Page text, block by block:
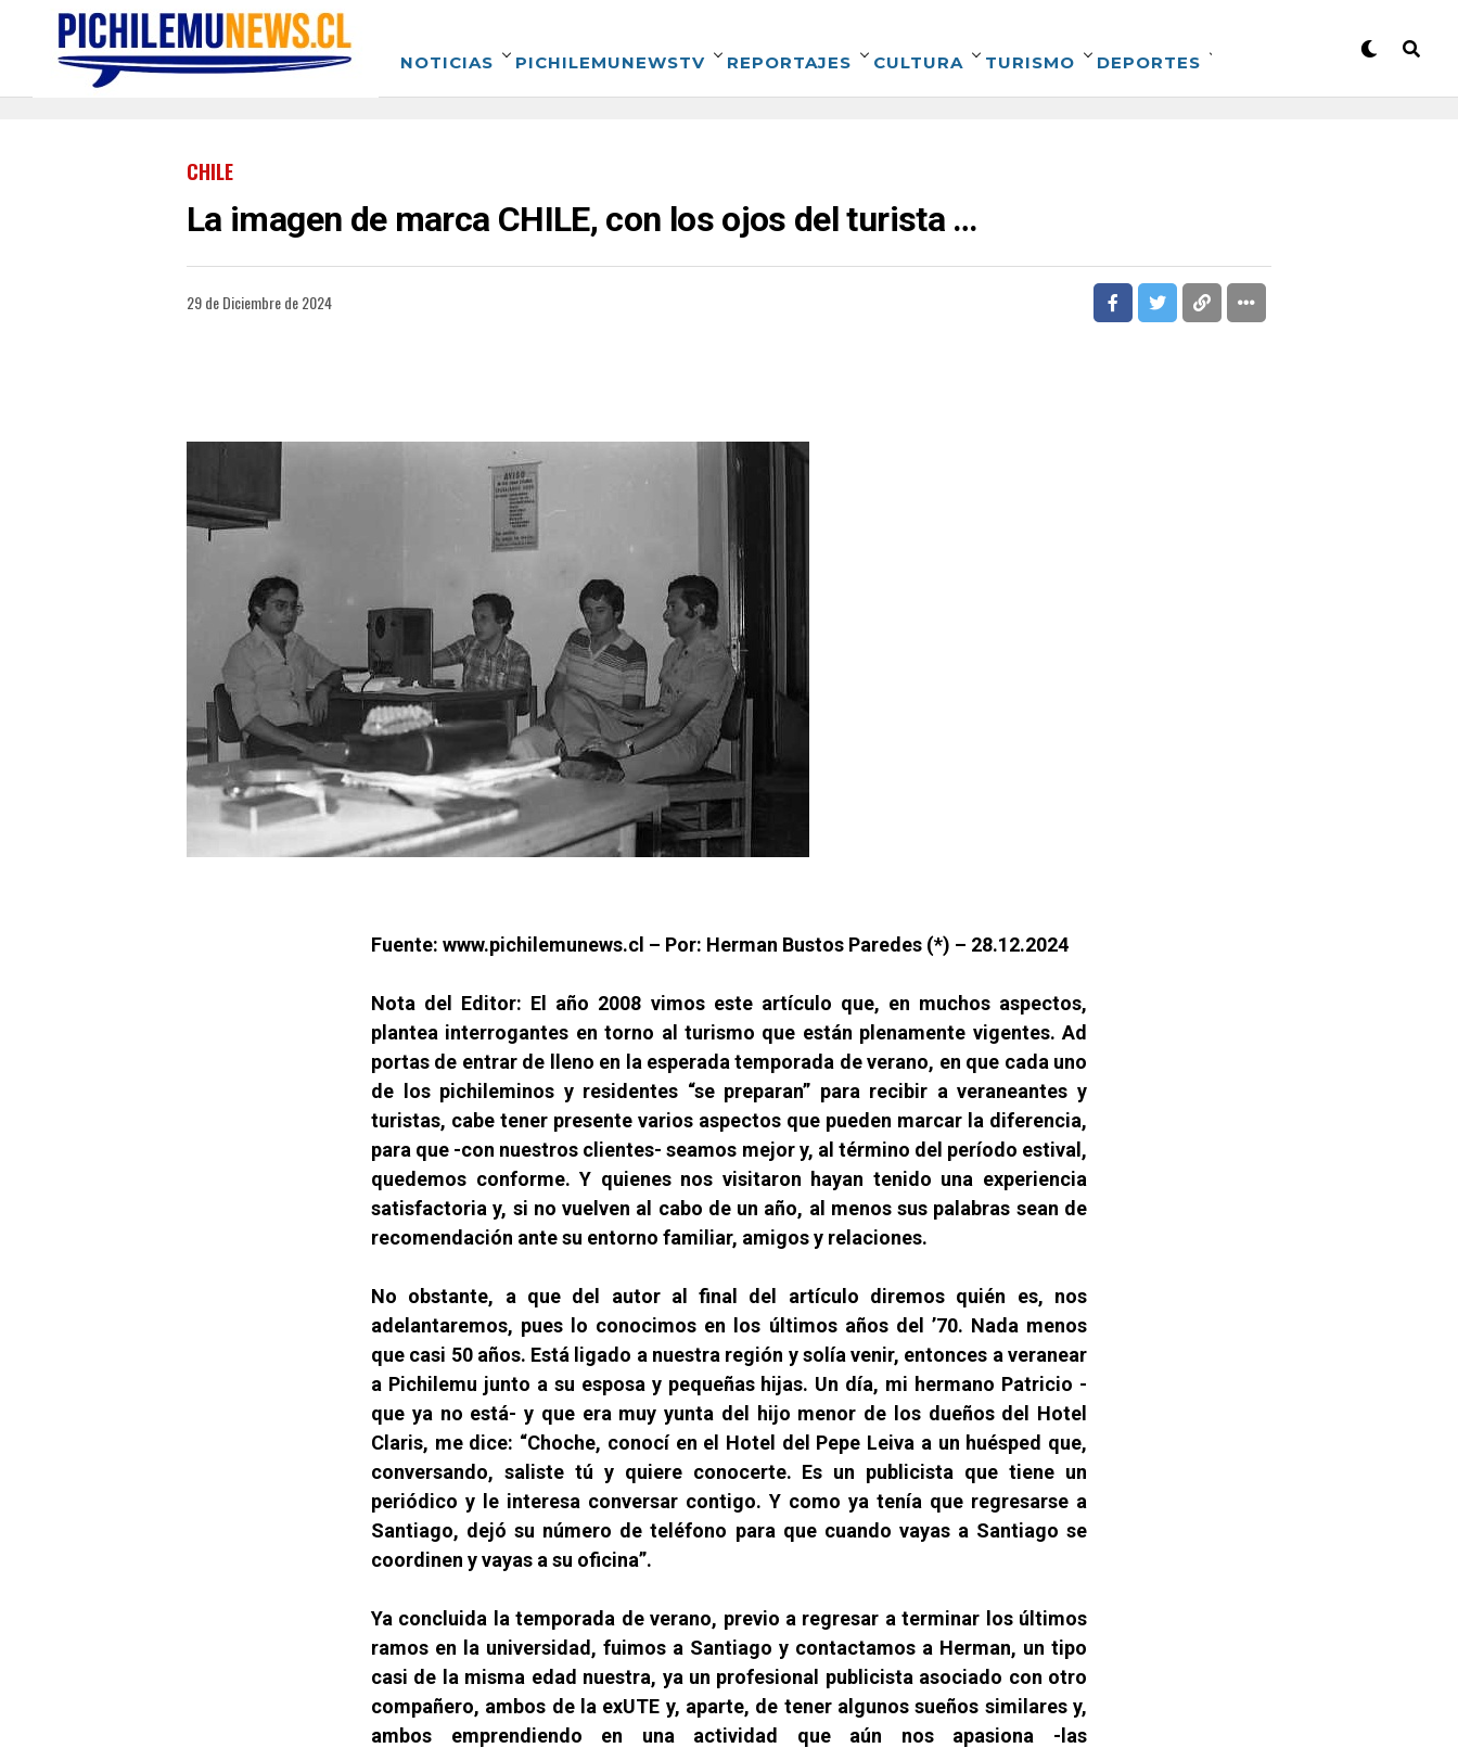
NOTICIAS PICHILEMUNEWSTV REPORTAJES CULTURA TURISMO DEPORTES
CHILE
La imagen de marca CHILE, con los ojos del turista …
29 de Diciembre de 2024
Fuente: www.pichilemunews.cl – Por: Herman Bustos Paredes (*) – 28.12.2024
Nota del Editor: El año 2008 vimos este artículo que, en muchos aspectos,
plantea interrogantes en torno al turismo que están plenamente vigentes. Ad
portas de entrar de lleno en la esperada temporada de verano, en que cada uno
de los pichileminos y residentes “se preparan” para recibir a veraneantes y
turistas, cabe tener presente varios aspectos que pueden marcar la diferencia,
para que -con nuestros clientes- seamos mejor y, al término del período estival,
quedemos conforme. Y quienes nos visitaron hayan tenido una experiencia
satisfactoria y, si no vuelven al cabo de un año, al menos sus palabras sean de
recomendación ante su entorno familiar, amigos y relaciones.
No obstante, a que del autor al final del artículo diremos quién es, nos
adelantaremos, pues lo conocimos en los últimos años del ’70. Nada menos
que casi 50 años. Está ligado a nuestra región y solía venir, entonces a veranear
a Pichilemu junto a su esposa y pequeñas hijas. Un día, mi hermano Patricio -
que ya no está- y que era muy yunta del hijo menor de los dueños del Hotel
Claris, me dice: “Choche, conocí en el Hotel del Pepe Leiva a un huésped que,
conversando, saliste tú y quiere conocerte. Es un publicista que tiene un
periódico y le interesa conversar contigo. Y como ya tenía que regresarse a
Santiago, dejó su número de teléfono para que cuando vayas a Santiago se
coordinen y vayas a su oficina”.
Ya concluida la temporada de verano, previo a regresar a terminar los últimos
ramos en la universidad, fuimos a Santiago y contactamos a Herman, un tipo
casi de la misma edad nuestra, ya un profesional publicista asociado con otro
compañero, ambos de la exUTE y, aparte, de tener algunos sueños similares y,
ambos emprendiendo en una actividad que aún nos apasiona -las